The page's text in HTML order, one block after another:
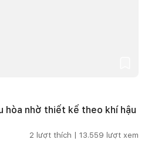
hòa nhờ thiết kế theo khí hậu
2 lượt thích | 13.559 lượt xem